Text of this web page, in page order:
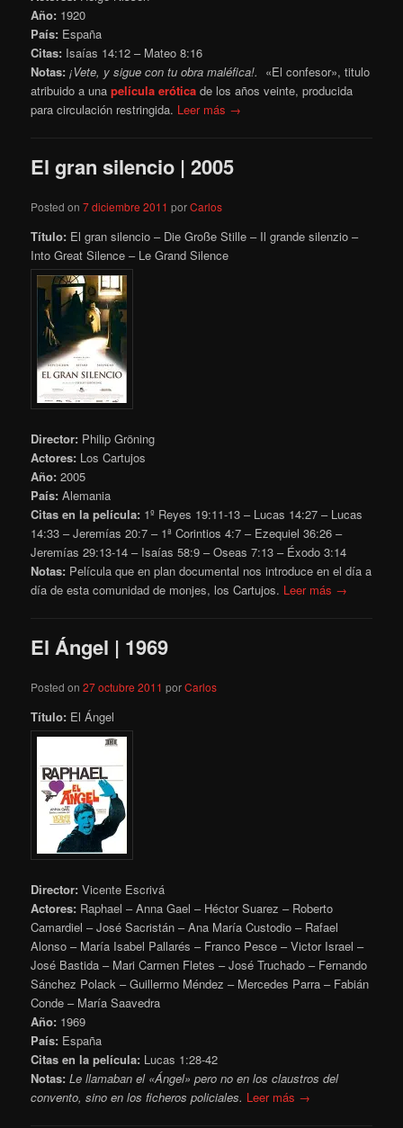
Año: 1920
País: España
Citas: Isaías 14:12 – Mateo 8:16
Notas: ¡Vete, y sigue con tu obra maléfica!. «El confesor», titulo
atribuido a unapelícula erótica de los años veinte, producida
para circulación restringida. Leer más →
El gran silencio | 2005
Posted on7 diciembre 2011 porCarlos
Título: El gran silencio – Die Große Stille – Il grande silenzio –
Into Great Silence – Le Grand Silence
Director: Philip Gröning
Actores: Los Cartujos
Año: 2005
País: Alemania
Citas en la película: 1º Reyes 19:11-13 – Lucas 14:27 – Lucas
14:33 – Jeremías 20:7 – 1ª Corintios 4:7 – Ezequiel 36:26 –
Jeremías 29:13-14 – Isaías 58:9 – Oseas 7:13 – Éxodo 3:14
Notas: Película que en plan documental nos introduce en el día a
día de esta comunidad de monjes, los Cartujos. Leer más →
El Ángel | 1969
Posted on27 octubre 2011 porCarlos
Título: El Ángel
Director: Vicente Escrivá
Actores: Raphael – Anna Gael – Héctor Suarez – Roberto
Camardiel – José Sacristán – Ana María Custodio – Rafael
Alonso – María Isabel Pallarés – Franco Pesce – Victor Israel –
José Bastida – Mari Carmen Fletes – José Truchado – Fernando
Sánchez Polack – Guillermo Méndez – Mercedes Parra – Fabián
Conde – María Saavedra
Año: 1969
País: España
Citas en la película: Lucas 1:28-42
Notas: Le llamaban el «Ángel» pero no en los claustros del
convento, sino en los ficheros policiales. Leer más →